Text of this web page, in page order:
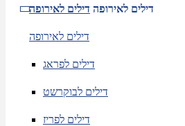
דילים לאירופה דילים לאירופה
דילים לאירופה
דילים לפראג
דילים לבוקרשט
דילים לפריז